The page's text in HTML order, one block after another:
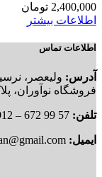
2,400,000 تومان
اطلاعات بیشتر
اطلاعات تماس
آدرس: ولیعصر،
فروشگاه نوآوران، پلاک
تلفن: 57 99 672 – 0912
ایمیل: